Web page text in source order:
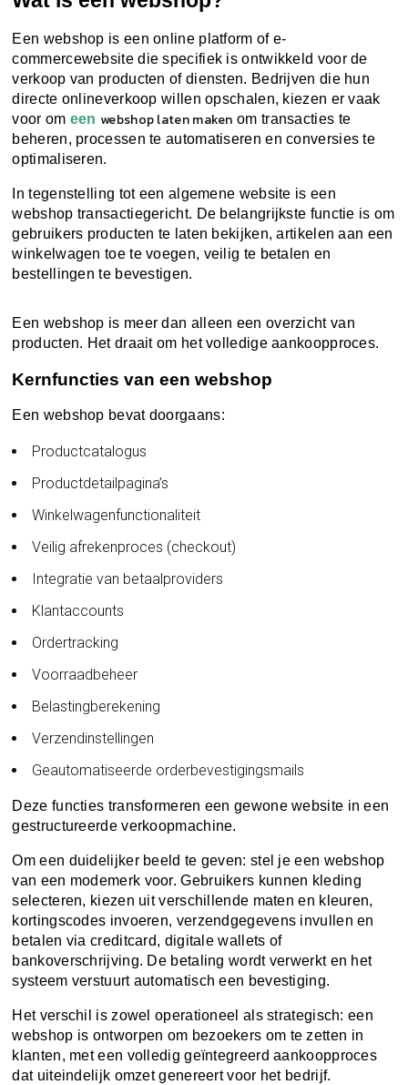
Een webshop is een online platform of e-
commercewebsite die specifiek is ontwikkeld voor de
verkoop van producten of diensten. Bedrijven die hun
directe onlineverkoop willen opschalen, kiezen er vaak
voor om een webshop laten maken om transacties te
beheren, processen te automatiseren en conversies te
optimaliseren.
In tegenstelling tot een algemene website is een
webshop transactiegericht. De belangrijkste functie is om
gebruikers producten te laten bekijken, artikelen aan een
winkelwagen toe te voegen, veilig te betalen en
bestellingen te bevestigen.
Een webshop is meer dan alleen een overzicht van
producten. Het draait om het volledige aankoopproces.
Kernfuncties van een webshop
Een webshop bevat doorgaans:
Productcatalogus
Productdetailpagina’s
Winkelwagenfunctionaliteit
Veilig afrekenproces (checkout)
Integratie van betaalproviders
Klantaccounts
Ordertracking
Voorraadbeheer
Belastingberekening
Verzendinstellingen
Geautomatiseerde orderbevestigingsmails
Deze functies transformeren een gewone website in een
gestructureerde verkoopmachine.
Om een duidelijker beeld te geven: stel je een webshop
van een modemerk voor. Gebruikers kunnen kleding
selecteren, kiezen uit verschillende maten en kleuren,
kortingscodes invoeren, verzendgegevens invullen en
betalen via creditcard, digitale wallets of
bankoverschrijving. De betaling wordt verwerkt en het
systeem verstuurt automatisch een bevestiging.
Het verschil is zowel operationeel als strategisch: een
webshop is ontworpen om bezoekers om te zetten in
klanten, met een volledig geïntegreerd aankoopproces
dat uiteindelijk omzet genereert voor het bedrijf.